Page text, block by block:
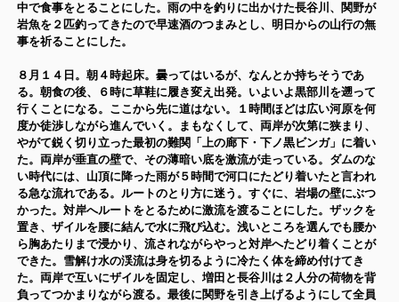
中で食事をとることにした。雨の中を釣りに出かけた長谷川、関野が
岩魚を２匹釣ってきたので早速酒のつまみとし、明日からの山行の無
事を祈ることにした。
８月１４日。朝４時起床。曇ってはいるが、なんとか持ちそうであ
る。朝食の後、６時に草鞋に履き変え出発。いよいよ黒部川を遡って
行くことになる。ここから先に道はない。１時間ほどは広い河原を何
度か徒渉しながら進んでいく。まもなくして、両岸が次第に狭まり、
やがて鋭く切り立った最初の難関「上の廊下・下ノ黒ビンガ」に着い
た。両岸が垂直の壁で、その薄暗い底を激流が走っている。ダムのな
い時代には、山頂に降った雨が５時間で河口にたどり着いたと言われ
る急な流れである。ルートのとり方に迷う。すぐに、岩場の壁にぶつ
かった。対岸へルートをとるために激流を渡ることにした。ザックを
置き、ザイルを腰に結んで水に飛び込む。浅いところを選んでも腰か
ら胸あたりまで浸かり、流されながらやっと対岸へたどり着くことが
できた。雪解け水の渓流は身を切るように冷たく体を締め付けてき
た。両岸で互いにザイルを固定し、増田と長谷川は２人分の荷物を背
負ってつかまりながら渡る。最後に関野を引き上げるようにして全員